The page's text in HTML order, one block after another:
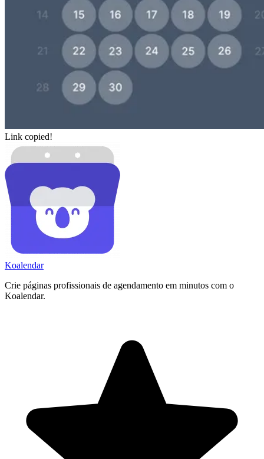
Link copied!
Koalendar
Crie páginas profissionais de agendamento em minutos com o
Koalendar.